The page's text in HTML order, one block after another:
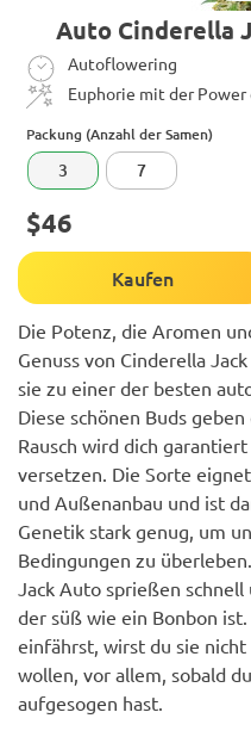
Auto Cinderella
Autoflowering
Euphorie mit der Power
Packung (Anzahl der Samen)
3 7
$46
Kaufen
Die Potenz, die Aromen
Genuss von Cinderella
sie zu einer der besten
Diese schönen Buds
Rausch wird dich
versetzen. Die Sorte
und Außenanbau und ist
Genetik stark genug, um
Bedingungen zu
Jack Auto sprießen
der süß wie ein Bonbon
einfährst, wirst du sie
wollen, vor allem, sobald
aufgesogen hast.